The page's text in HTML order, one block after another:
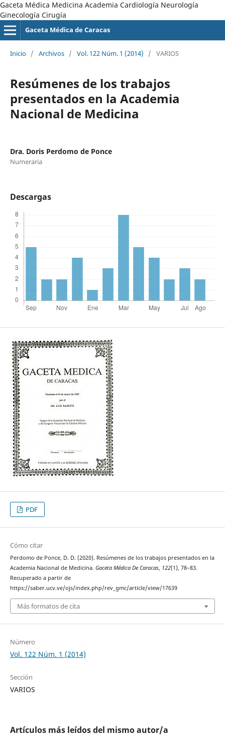
Gaceta Médica Medicina Academia Cardiología Neurología
Ginecología Cirugía
Gaceta Médica de Caracas
Inicio / Archivos / Vol. 122 Núm. 1 (2014) / VARIOS
Resúmenes de los trabajos
presentados en la Academia
Nacional de Medicina
Dra. Doris Perdomo de Ponce
Numeraria
Descargas
PDF
Cómo citar
Perdomo de Ponce, D. D. (2020). Resúmenes de los trabajos presentados en la
Academia Nacional de Medicina. Gaceta Médica De Caracas, 122(1), 78–83.
Recuperado a partir de
https://saber.ucv.ve/ojs/index.php/rev_gmc/article/view/17639
Más formatos de cita
Número
Vol. 122 Núm. 1 (2014)
Sección
VARIOS
Artículos más leídos del mismo autor/a